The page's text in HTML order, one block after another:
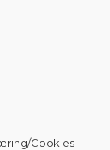
Cookies